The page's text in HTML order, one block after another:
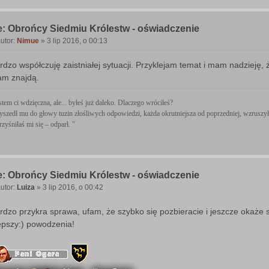
Obrońcy Siedmiu Królestw - oświadczenie
Nimue » 3 lip 2016, o 00:13
współczuję zaistniałej sytuacji. Przyklejam temat i mam nadzieję,
znajdą.
ci wdzięczna, ale... byłeś już daleko. Dlaczego wróciłeś?
mu do głowy tuzin złośliwych odpowiedzi, każda okrutniejsza od poprzedniej,
mi się – odparł. "
Obrońcy Siedmiu Królestw - oświadczenie
Luiza » 3 lip 2016, o 00:42
przykra sprawa, ufam, że szybko się pozbieracie i jeszcze okaże
powodzenia!